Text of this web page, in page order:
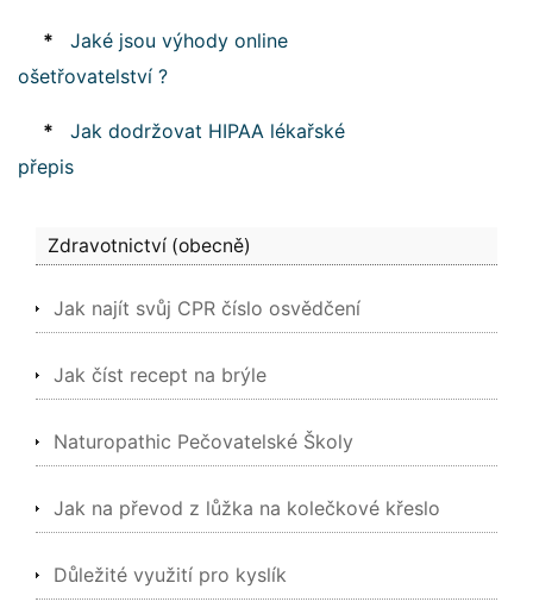
*
Jaké jsou výhody online
ošetřovatelství ?
*
Jak dodržovat HIPAA lékařské
přepis
Zdravotnictví (obecně)
Jak najít svůj CPR číslo osvědčení
Jak číst recept na brýle
Naturopathic Pečovatelské Školy
Jak na převod z lůžka na kolečkové křeslo
Důležité využití pro kyslík